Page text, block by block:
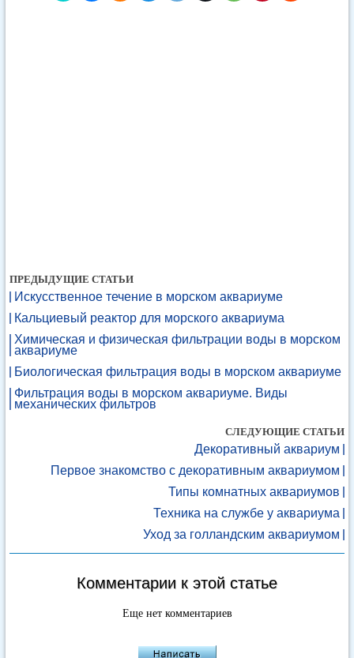
ПРЕДЫДУЩИЕ СТАТЬИ
Искусственное течение в морском аквариуме
Кальциевый реактор для морского аквариума
Химическая и физическая фильтрации воды в морском
аквариуме
Биологическая фильтрация воды в морском аквариуме
Фильтрация воды в морском аквариуме. Виды
механических фильтров
СЛЕДУЮЩИЕ СТАТЬИ
Декоративный аквариум
Первое знакомство с декоративным аквариумом
Типы комнатных аквариумов
Техника на службе у аквариума
Уход за голландским аквариумом
Комментарии к этой статье
Еще нет комментариев